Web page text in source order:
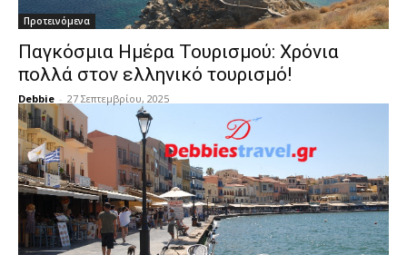
Προτεινόμενα
Παγκόσμια Ημέρα Τουρισμού: Χρόνια
πολλά στον ελληνικό τουρισμό!
Debbie - 27 Σεπτεμβρίου, 2025